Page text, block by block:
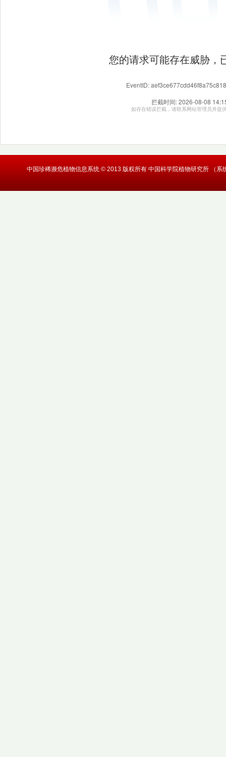
中国珍稀濒危植物信息系统 © 2013 版权所有 中国科学院植物研究所